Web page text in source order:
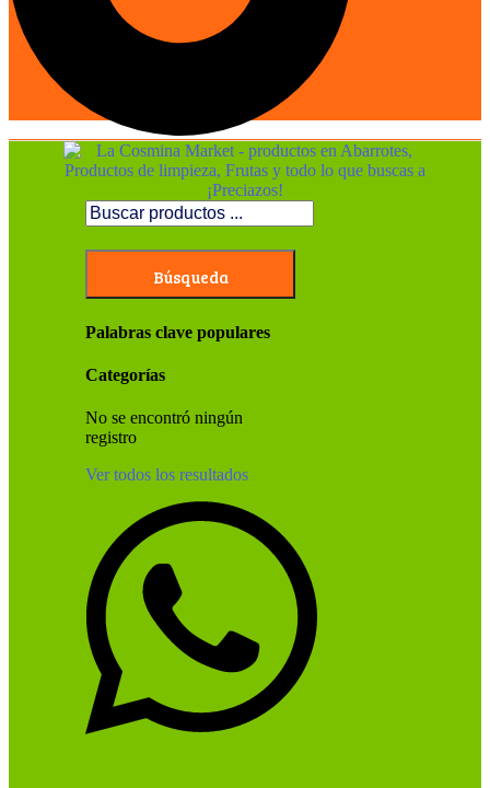
Búsqueda
Palabras clave populares
Categorías
No se encontró ningún
registro
Ver todos los resultados